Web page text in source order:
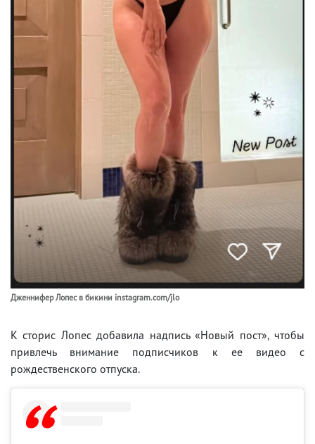
Дженнифер Лопес в бикини instagram.com/jlo
К сторис Лопес добавила надпись «Новый пост», чтобы
привлечь внимание подписчиков к ее видео с
рождественского отпуска.